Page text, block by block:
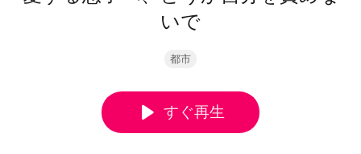
いで
都市
すぐ再生